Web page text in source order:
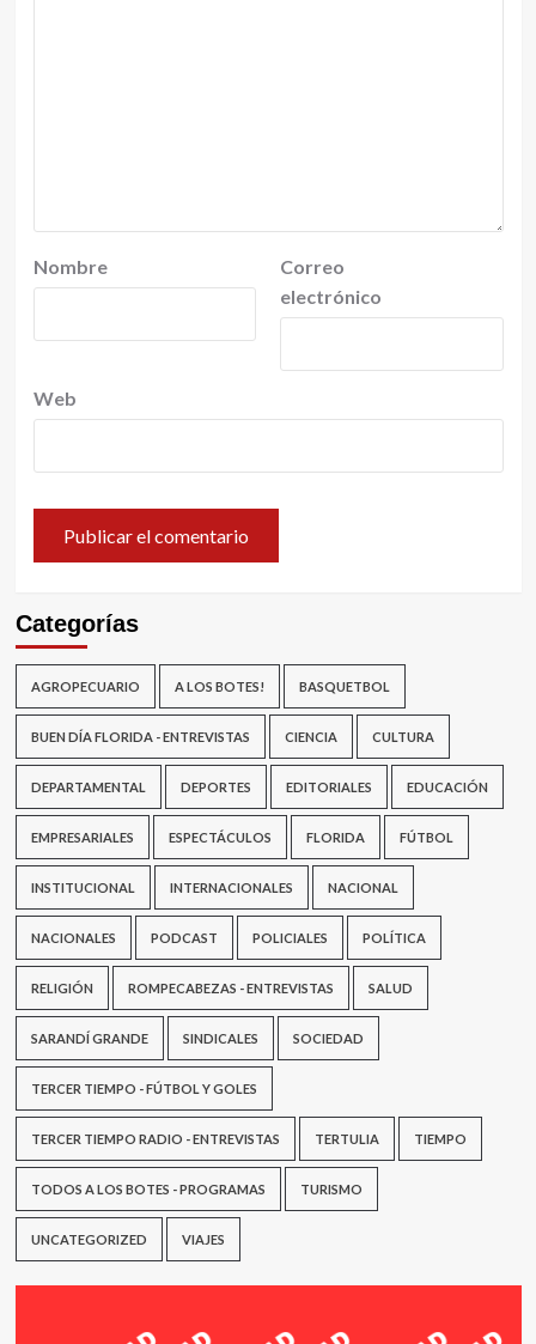
Nombre
Correo
electrónico
Web
Categorías
AGROPECUARIO A LOS BOTES! BASQUETBOL
BUEN DÍA FLORIDA - ENTREVISTAS CIENCIA CULTURA
DEPARTAMENTAL DEPORTES EDITORIALES EDUCACIÓN
EMPRESARIALES ESPECTÁCULOS FLORIDA FÚTBOL
INSTITUCIONAL INTERNACIONALES NACIONAL
NACIONALES PODCAST POLICIALES POLÍTICA
RELIGIÓN ROMPECABEZAS - ENTREVISTAS SALUD
SARANDÍ GRANDE SINDICALES SOCIEDAD
TERCER TIEMPO - FÚTBOL Y GOLES
TERCER TIEMPO RADIO - ENTREVISTAS TERTULIA TIEMPO
TODOS A LOS BOTES - PROGRAMAS TURISMO
UNCATEGORIZED VIAJES